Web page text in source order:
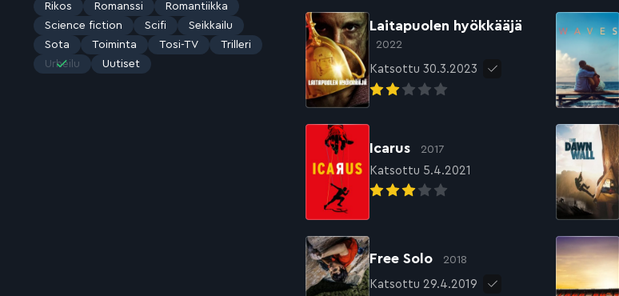
Rikos
Romanssi
Romantiikka
Science fiction
Scifi
Seikkailu
Sota
Toiminta Tosi-TV
Trilleri
Urheilu
Uutiset
Laitapuolen hyökkääjä
2022
Katsottu 30.3.2023
Icarus 2017
Katsottu 5.4.2021
Free Solo 2018
Katsottu 29.4.2019